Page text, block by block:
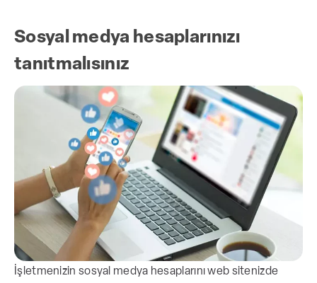
Sosyal medya hesaplarınızı
tanıtmalısınız
İşletmenizin sosyal medya hesaplarını web sitenizde